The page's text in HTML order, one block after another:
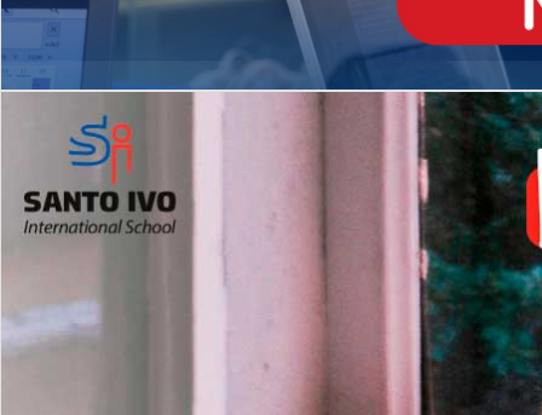
Matrículas Abertas 2026
2º AO 5º ANO FUNDAMENTAL
es
Com imersão Bilingue - Anos
Finais